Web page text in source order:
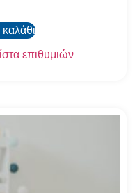
επιθυμιών